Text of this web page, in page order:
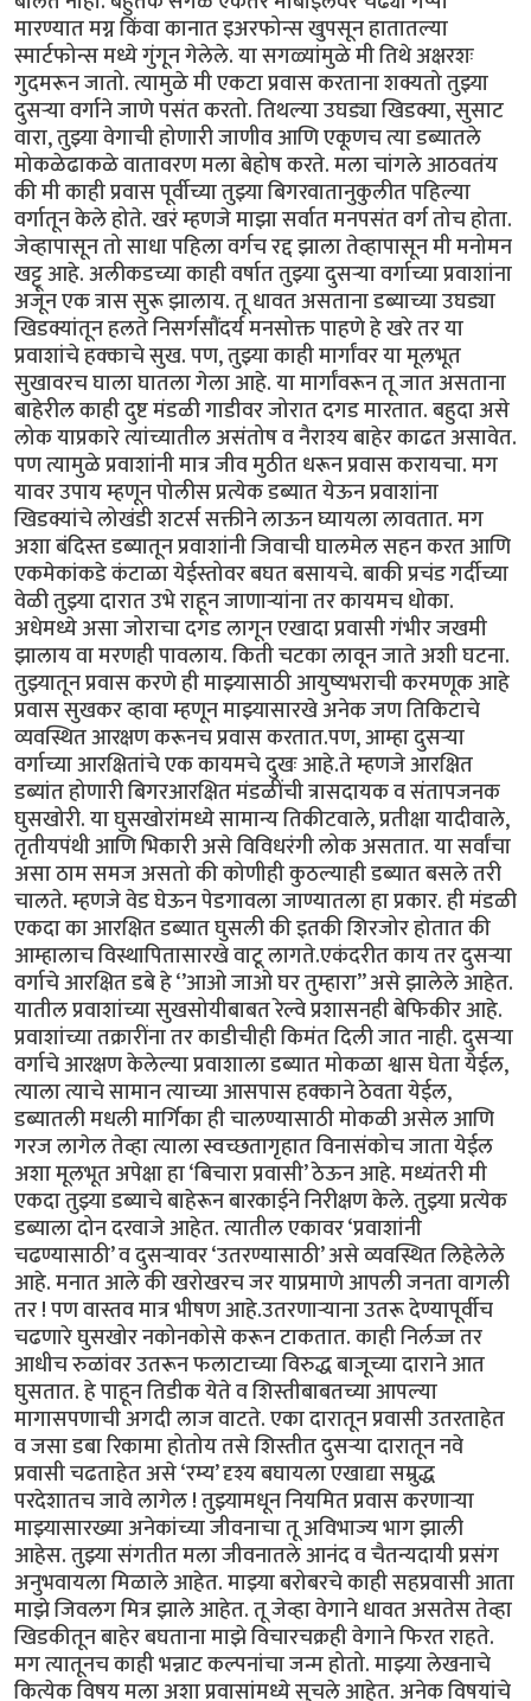
मारण्यात मग्न किंवा कानात इअरफोन्स खुपसून हातातल्या
स्मार्टफोन्स मध्ये गुंगून गेलेले. या सगळ्यांमुळे मी तिथे अक्षरशः
गुदमरून जातो. त्यामुळे मी एकटा प्रवास करताना शक्यतो तुझ्या
दुसऱ्या वर्गाने जाणे पसंत करतो. तिथल्या उघड्या खिडक्या, सुसाट
वारा, तुझ्या वेगाची होणारी जाणीव आणि एकूणच त्या डब्यातले
मोकळेढाकळे वातावरण मला बेहोष करते. मला चांगले आठवतंय
की मी काही प्रवास पूर्वीच्या तुझ्या बिगरवातानुकुलीत पहिल्या
वर्गातून केले होते. खरं म्हणजे माझा सर्वात मनपसंत वर्ग तोच होता.
जेव्हापासून तो साधा पहिला वर्गच रद्द झाला तेव्हापासून मी मनोमन
खट्टू आहे. अलीकडच्या काही वर्षात तुझ्या दुसऱ्या वर्गाच्या प्रवाशांना
अजून एक त्रास सुरू झालाय. तू धावत असताना डब्याच्या उघड्या
खिडक्यांतून हलते निसर्गसौंदर्य मनसोक्त पाहणे हे खरे तर या
प्रवाशांचे हक्काचे सुख. पण, तुझ्या काही मार्गांवर या मूलभूत
सुखावरच घाला घातला गेला आहे. या मार्गांवरून तू जात असताना
बाहेरील काही दुष्ट मंडळी गाडीवर जोरात दगड मारतात. बहुदा असे
लोक याप्रकारे त्यांच्यातील असंतोष व नैराश्य बाहेर काढत असावेत.
पण त्यामुळे प्रवाशांनी मात्र जीव मुठीत धरून प्रवास करायचा. मग
यावर उपाय म्हणून पोलीस प्रत्येक डब्यात येऊन प्रवाशांना
खिडक्यांचे लोखंडी शटर्स सक्तीने लाऊन घ्यायला लावतात. मग
अशा बंदिस्त डब्यातून प्रवाशांनी जिवाची घालमेल सहन करत आणि
एकमेकांकडे कंटाळा येईस्तोवर बघत बसायचे. बाकी प्रचंड गर्दीच्या
वेळी तुझ्या दारात उभे राहून जाणाऱ्यांना तर कायमच धोका.
अधेमध्ये असा जोराचा दगड लागून एखादा प्रवासी गंभीर जखमी
झालाय वा मरणही पावलाय. किती चटका लावून जाते अशी घटना.
तुझ्यातून प्रवास करणे ही माझ्यासाठी आयुष्यभराची करमणूक आहे
प्रवास सुखकर व्हावा म्हणून माझ्यासारखे अनेक जण तिकिटाचे
व्यवस्थित आरक्षण करूनच प्रवास करतात.पण, आम्हा दुसऱ्या
वर्गाच्या आरक्षितांचे एक कायमचे दुखः आहे.ते म्हणजे आरक्षित
डब्यांत होणारी बिगरआरक्षित मंडळींची त्रासदायक व संतापजनक
घुसखोरी. या घुसखोरांमध्ये सामान्य तिकीटवाले, प्रतीक्षा यादीवाले,
तृतीयपंथी आणि भिकारी असे विविधरंगी लोक असतात. या सर्वांचा
असा ठाम समज असतो की कोणीही कुठल्याही डब्यात बसले तरी
चालते. म्हणजे वेड घेऊन पेडगावला जाण्यातला हा प्रकार. ही मंडळी
एकदा का आरक्षित डब्यात घुसली की इतकी शिरजोर होतात की
आम्हालाच विस्थापितासारखे वाटू लागते.एकंदरीत काय तर दुसऱ्या
वर्गाचे आरक्षित डबे हे ‘’आओ जाओ घर तुम्हारा’’ असे झालेले आहेत.
यातील प्रवाशांच्या सुखसोयीबाबत रेल्वे प्रशासनही बेफिकीर आहे.
प्रवाशांच्या तक्रारींना तर काडीचीही किमंत दिली जात नाही. दुसऱ्या
वर्गाचे आरक्षण केलेल्या प्रवाशाला डब्यात मोकळा श्वास घेता येईल,
त्याला त्याचे सामान त्याच्या आसपास हक्काने ठेवता येईल,
डब्यातली मधली मार्गिका ही चालण्यासाठी मोकळी असेल आणि
गरज लागेल तेव्हा त्याला स्वच्छतागृहात विनासंकोच जाता येईल
अशा मूलभूत अपेक्षा हा ‘बिचारा प्रवासी’ ठेऊन आहे. मध्यंतरी मी
एकदा तुझ्या डब्याचे बाहेरून बारकाईने निरीक्षण केले. तुझ्या प्रत्येक
डब्याला दोन दरवाजे आहेत. त्यातील एकावर ‘प्रवाशांनी
चढण्यासाठी’ व दुसऱ्यावर ‘उतरण्यासाठी’ असे व्यवस्थित लिहेलेले
आहे. मनात आले की खरोखरच जर याप्रमाणे आपली जनता वागली
तर ! पण वास्तव मात्र भीषण आहे.उतरणाऱ्याना उतरू देण्यापूर्वीच
चढणारे घुसखोर नकोनकोसे करून टाकतात. काही निर्लज्ज तर
आधीच रुळांवर उतरून फलाटाच्या विरुद्ध बाजूच्या दाराने आत
घुसतात. हे पाहून तिडीक येते व शिस्तीबाबतच्या आपल्या
मागासपणाची अगदी लाज वाटते. एका दारातून प्रवासी उतरताहेत
व जसा डबा रिकामा होतोय तसे शिस्तीत दुसऱ्या दारातून नवे
प्रवासी चढताहेत असे ‘रम्य’ दृश्य बघायला एखाद्या सम्रुद्ध
परदेशातच जावे लागेल ! तुझ्यामधून नियमित प्रवास करणाऱ्या
माझ्यासारख्या अनेकांच्या जीवनाचा तू अविभाज्य भाग झाली
आहेस. तुझ्या संगतीत मला जीवनातले आनंद व चैतन्यदायी प्रसंग
अनुभवायला मिळाले आहेत. माझ्या बरोबरचे काही सहप्रवासी आता
माझे जिवलग मित्र झाले आहेत. तू जेव्हा वेगाने धावत असतेस तेव्हा
खिडकीतून बाहेर बघताना माझे विचारचक्रही वेगाने फिरत राहते.
मग त्यातूनच काही भन्नाट कल्पनांचा जन्म होतो. माझ्या लेखनाचे
कित्येक विषय मला अशा प्रवासांमध्ये सुचले आहेत. अनेक विषयांचे